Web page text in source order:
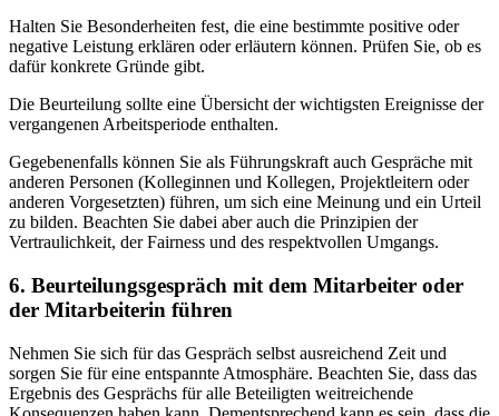
Halten Sie Besonderheiten fest, die eine bestimmte positive oder
negative Leistung erklären oder erläutern können. Prüfen Sie, ob es
dafür konkrete Gründe gibt.
Die Beurteilung sollte eine Übersicht der wichtigsten Ereignisse der
vergangenen Arbeitsperiode enthalten.
Gegebenenfalls können Sie als Führungskraft auch Gespräche mit
anderen Personen (Kolleginnen und Kollegen, Projektleitern oder
anderen Vorgesetzten) führen, um sich eine Meinung und ein Urteil
zu bilden. Beachten Sie dabei aber auch die Prinzipien der
Vertraulichkeit, der Fairness und des respektvollen Umgangs.
6. Beurteilungsgespräch mit dem Mitarbeiter oder
der Mitarbeiterin führen
Nehmen Sie sich für das Gespräch selbst ausreichend Zeit und
sorgen Sie für eine entspannte Atmosphäre. Beachten Sie, dass das
Ergebnis des Gesprächs für alle Beteiligten weitreichende